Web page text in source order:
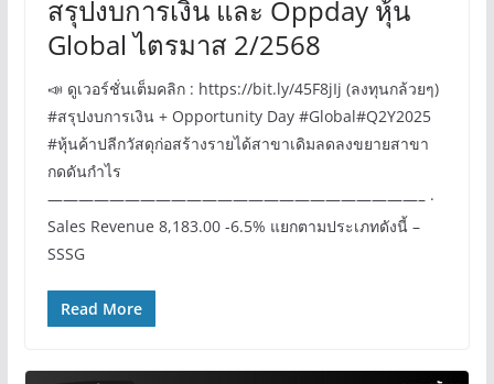
สรุปงบการเงิน และ Oppday หุ้น
Global ไตรมาส 2/2568
📣 ดูเวอร์ชั่นเต็มคลิก : https://bit.ly/45F8jIj (ลงทุนกล้วยๆ)
#สรุปงบการเงิน + Opportunity Day #Global#Q2Y2025
#หุ้นค้าปลีกวัสดุก่อสร้างรายได้สาขาเดิมลดลงขยายสาขา
กดดันกำไร
————————————————————————– ·
Sales Revenue 8,183.00 -6.5% แยกตามประเภทดังนี้ –
SSSG
Read More